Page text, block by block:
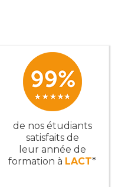
de nos étudiants
satisfaits de
leur année de
formation à LACT*